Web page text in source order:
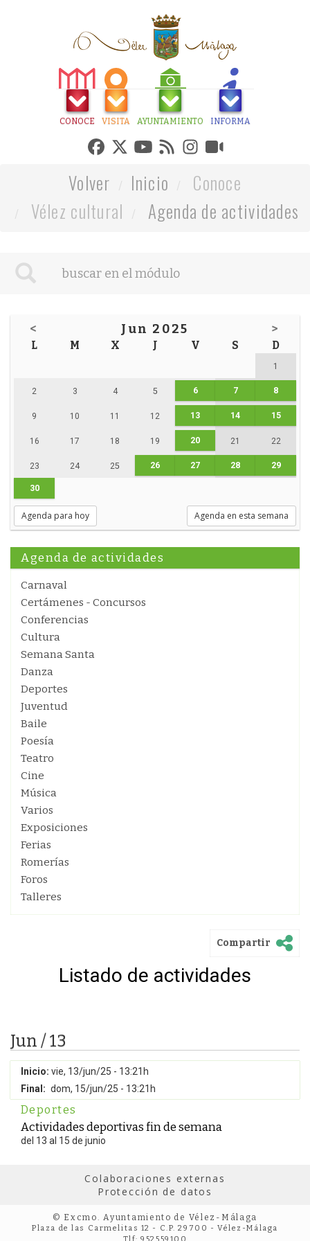
CONOCE VISITA AYUNTAMIENTO INFORMA
Volver Inicio
Conoce
Vélez cultural
Agenda de actividades
< Jun 2025 >
L M X J V S D
1
2 3 4 5 6 7 8
9 10 11 12 13 14 15
16 17 18 19 20 21 22
23 24 25 26 27 28 29
30
Agenda para hoy Agenda en esta semana
Agenda de actividades
Carnaval
Certámenes - Concursos
Conferencias
Cultura
Semana Santa
Danza
Deportes
Juventud
Baile
Poesía
Teatro
Cine
Música
Varios
Exposiciones
Ferias
Romerías
Foros
Talleres
Compartir
Listado de actividades
Jun / 13
Inicio: vie, 13/jun/25 - 13:21h
Final: dom, 15/jun/25 - 13:21h
Deportes
Actividades deportivas fin de semana
del 13 al 15 de junio
Colaboraciones externas
Protección de datos
© Excmo. Ayuntamiento de Vélez-Málaga
Plaza de las Carmelitas 12 - C.P. 29700 - Vélez-Málaga